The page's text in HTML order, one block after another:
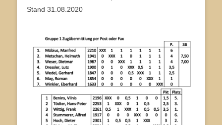
Stand 31.08.2020